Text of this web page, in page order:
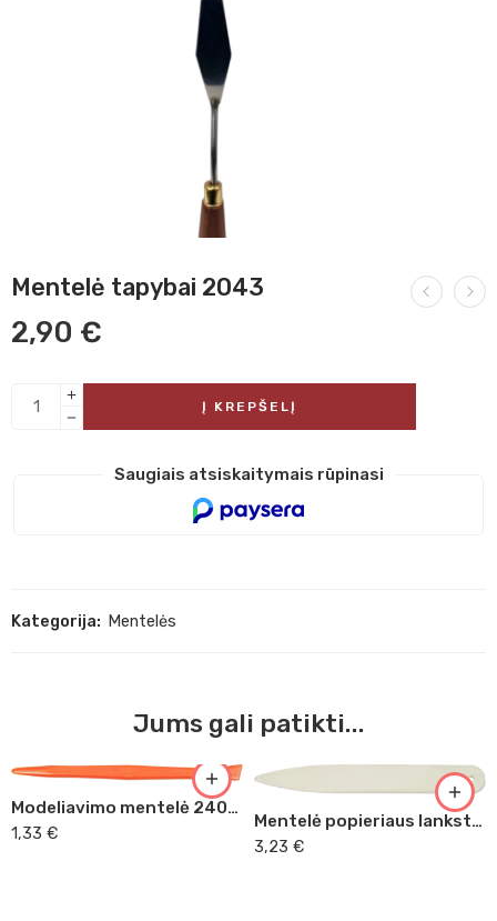
Mentelė tapybai 2043
2,90 €
Į KREPŠELĮ
Saugiais atsiskaitymais rūpinasi
Kategorija: Mentelės
Jums gali patikti...
Modeliavimo mentelė 24060
1,33 €
Mentelė popieriaus lankstymui 24080
3,23 €